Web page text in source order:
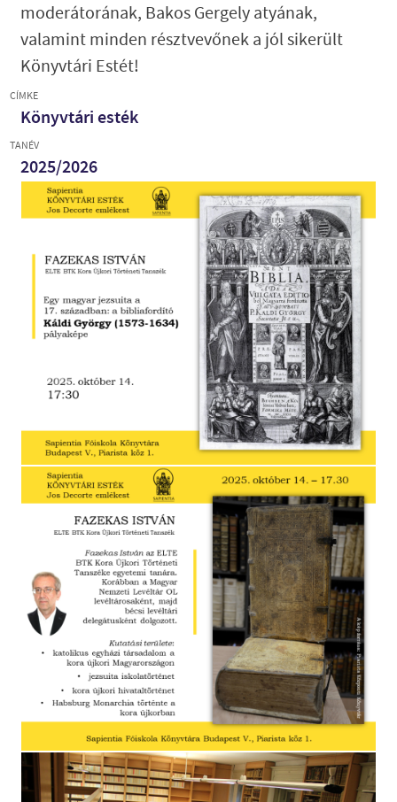
moderátorának, Bakos Gergely atyának,
valamint minden résztvevőnek a jól sikerült
Könyvtári Estét!
CÍMKE
Könyvtári esték
TANÉV
2025/2026